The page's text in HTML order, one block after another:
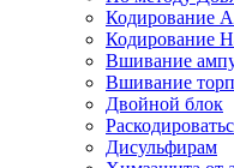
Кодирование
Кодирование
Вшивание
Вшивание
Двойной блок
Дисульфирам